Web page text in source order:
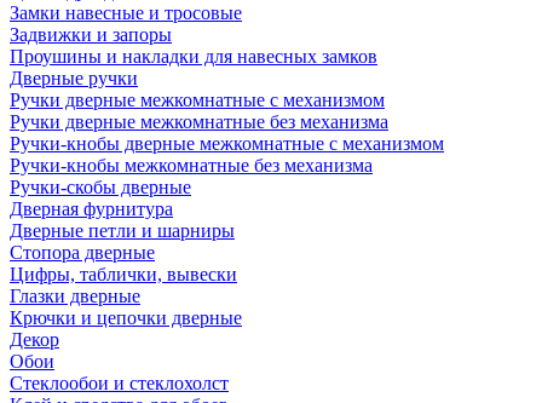
Замки навесные и тросовые
Задвижки и запоры
Проушины и накладки для навесных замков
Дверные ручки
Ручки дверные межкомнатные с механизмом
Ручки дверные межкомнатные без механизма
Ручки-кнобы дверные межкомнатные с механизмом
Ручки-кнобы межкомнатные без механизма
Ручки-скобы дверные
Дверная фурнитура
Дверные петли и шарниры
Стопора дверные
Цифры, таблички, вывески
Глазки дверные
Крючки и цепочки дверные
Декор
Обои
Стеклообои и стеклохолст